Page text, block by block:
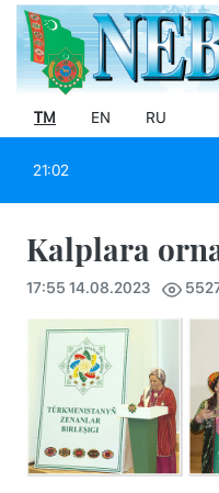
TM EN RU
21:02
Kalplara
17:55 14.08.2023